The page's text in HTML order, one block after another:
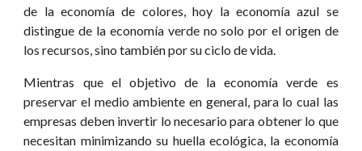
de la economía de colores, hoy la economía azul se
distingue de la economía verde no solo por el origen de
los recursos, sino también por su ciclo de vida.
Mientras que el objetivo de la economía verde es
preservar el medio ambiente en general, para lo cual las
empresas deben invertir lo necesario para obtener lo que
necesitan minimizando su huella ecológica, la economía